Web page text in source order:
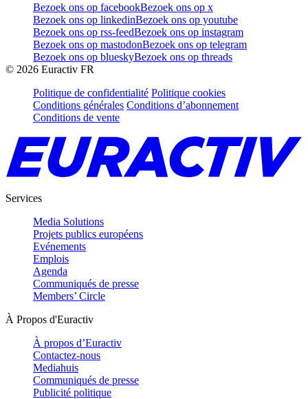
Bezoek ons op facebookBezoek ons op x
Bezoek ons op linkedinBezoek ons op youtube
Bezoek ons op rss-feedBezoek ons op instagram
Bezoek ons op mastodonBezoek ons op telegram
Bezoek ons op blueskyBezoek ons op threads
© 2026 Euractiv FR
Politique de confidentialité Politique cookies
Conditions générales Conditions d’abonnement
Conditions de vente
Services
Media Solutions
Projets publics européens
Evénements
Emplois
Agenda
Communiqués de presse
Members’ Circle
À Propos d'Euractiv
À propos d’Euractiv
Contactez-nous
Mediahuis
Communiqués de presse
Publicité politique